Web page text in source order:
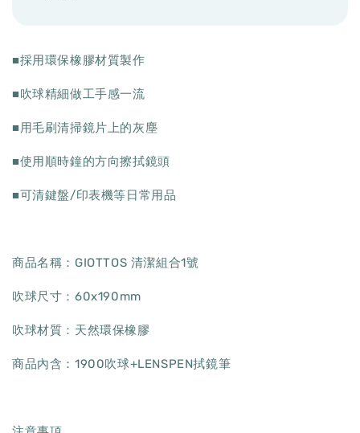
■採用環保橡膠材質製作
■吹球精細做工手感一流
■用毛刷清掃鏡片上的灰塵
■使用順時鐘的方向擦拭鏡頭
■可清鍵盤/印表機等日常用品
商品名稱：GIOTTOS 清潔組合1號
吹球尺寸：60x190mm
吹球材質：天然環保橡膠
商品內含：1900吹球+LENSPEN拭鏡筆